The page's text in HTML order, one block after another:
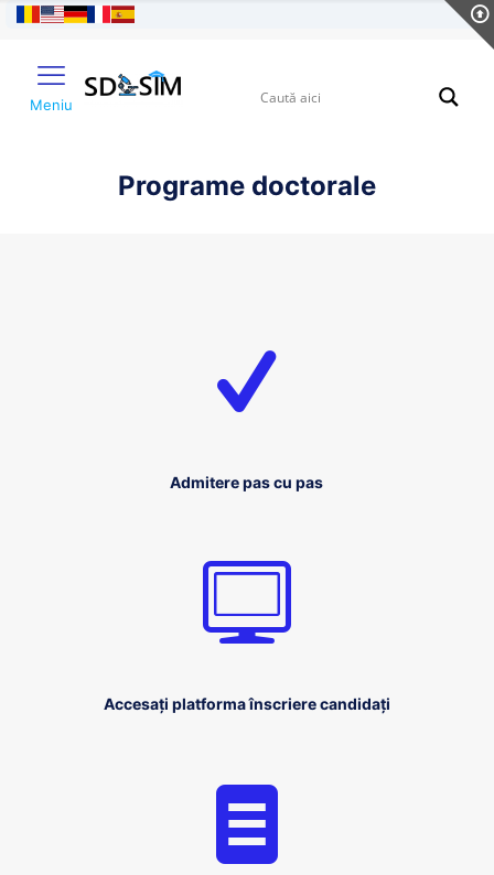
Meniu
Programe doctorale
Admitere pas cu pas
Accesați platforma înscriere candidați